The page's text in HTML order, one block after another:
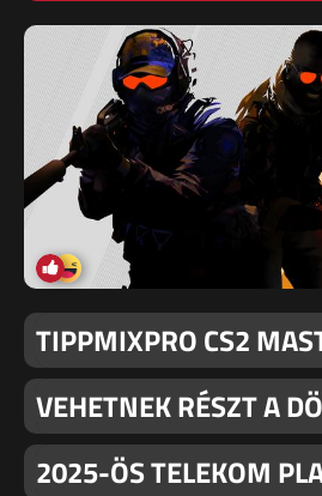
TIPPMIXPRO CS2
VEHETNEK RÉSZT A
2025-ÖS TELEKOM